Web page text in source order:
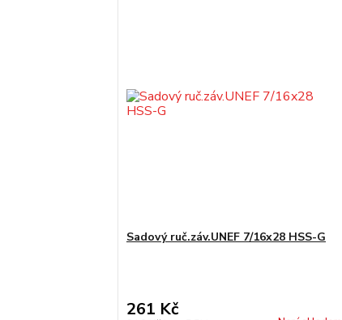
Sadový ruč.záv.UNEF 7/16x28 HSS-G
261 Kč